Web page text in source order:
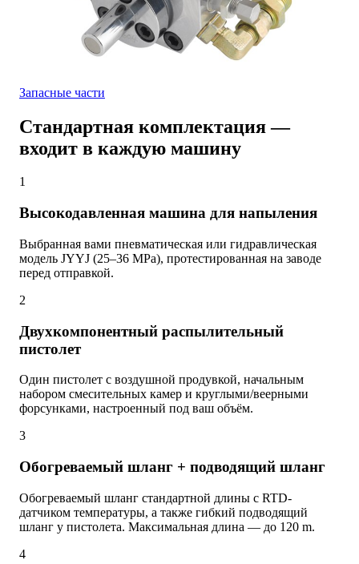
Запасные части
Стандартная комплектация —
входит в каждую машину
1
Высокодавленная машина для напыления
Выбранная вами пневматическая или гидравлическая
модель JYYJ (25–36 MPa), протестированная на заводе
перед отправкой.
2
Двухкомпонентный распылительный
пистолет
Один пистолет с воздушной продувкой, начальным
набором смесительных камер и круглыми/веерными
форсунками, настроенный под ваш объём.
3
Обогреваемый шланг + подводящий шланг
Обогреваемый шланг стандартной длины с RTD-
датчиком температуры, а также гибкий подводящий
шланг у пистолета. Максимальная длина — до 120 m.
4